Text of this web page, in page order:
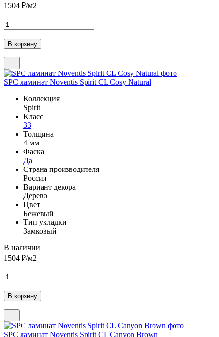
1504 ₽/м2
SPC ламинат Noventis Spirit CL Cosy Natural
Коллекция
Spirit
Класс
33
Толщина
4 мм
Фаска
Да
Страна производителя
Россия
Вариант декора
Дерево
Цвет
Бежевый
Тип укладки
Замковый
В наличии
1504 ₽/м2
SPC ламинат Noventis Spirit CL Canyon Brown